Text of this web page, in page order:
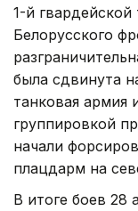
1-й
Белорусского
была сдвинута
танковая армия
группировкой
начали
плацдарм на
В итоге боев 28